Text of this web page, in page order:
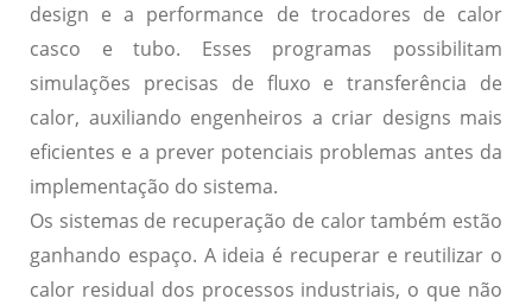
design e a performance de trocadores de calor
casco e tubo. Esses programas possibilitam
simulações precisas de fluxo e transferência de
calor, auxiliando engenheiros a criar designs mais
eficientes e a prever potenciais problemas antes da
implementação do sistema.
Os sistemas de recuperação de calortambém estão
ganhando espaço. A ideia é recuperar e reutilizar o
calor residual dos processos industriais, o que não